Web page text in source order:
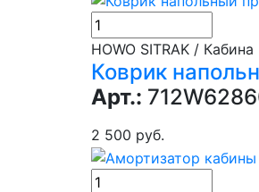
HOWO SITRAK / Кабина
Коврик
Арт.:
2 500 руб.